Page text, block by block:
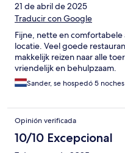
21 de abril de 2025
Traducir con Google
Fijne, nette en
locatie. Veel goede
makkelijk reizen naar alle
vriendelijk en behulpzaam.
Sander, se hospedó 5 noches
Opinión verificada
10/10 Excepcional